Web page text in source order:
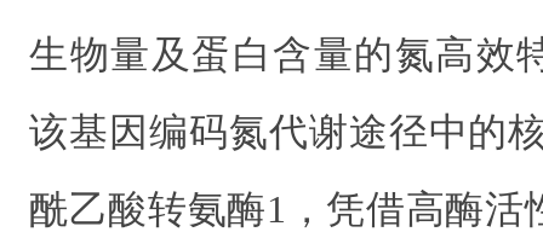
生物量及蛋白含量的氮高效
该基因编码氮代谢途径中
酰乙酸转氨酶1，凭借高酶活